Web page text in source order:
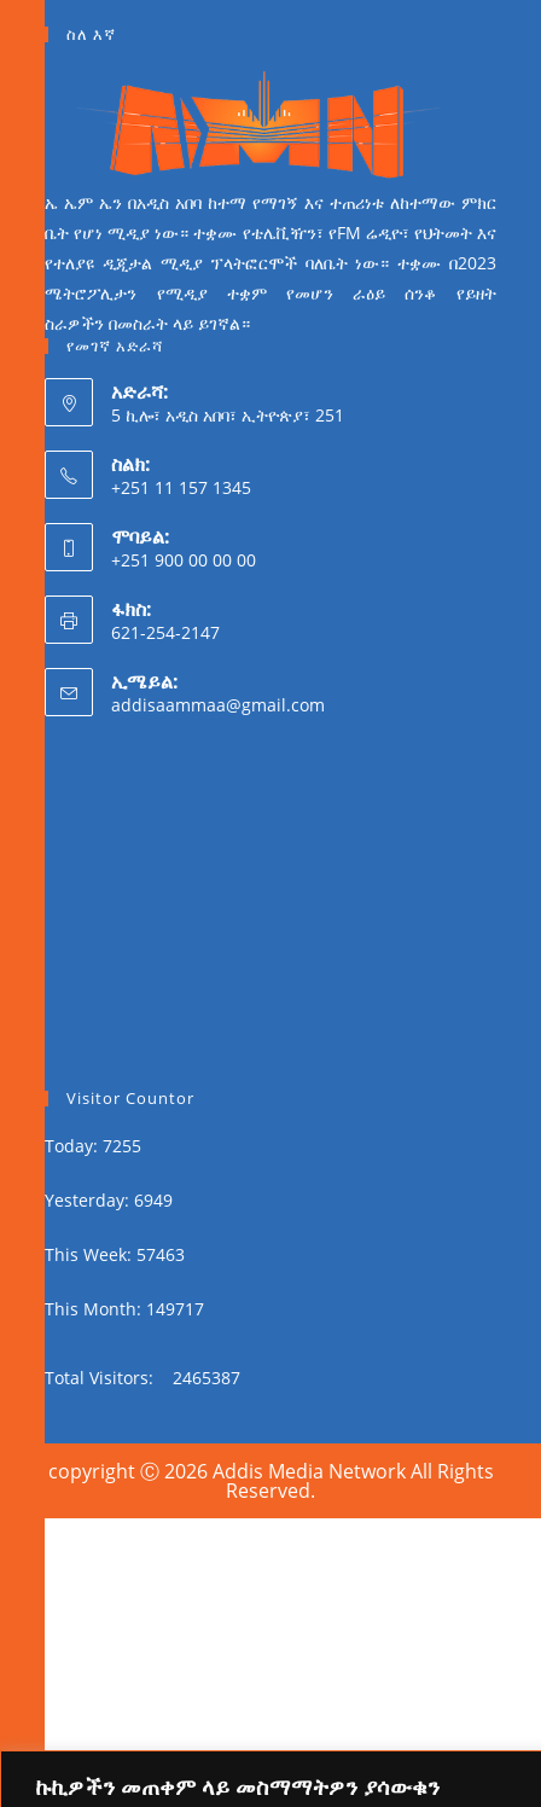
ኩኪዎችን መጠቀም ላይ መስማማትዎን ያሳውቁን
ስለ እኛ
ኤ ኤም ኤን በአዲስ አበባ ከተማ የማገኝ እና ተጠሪነቱ ለከተማው ምክር
ቤት የሆነ ሚዲያ ነው። ተቋሙ የቴሌቪዥን፣ የFM ሬዲዮ፣ የህትመት እና
የተለያዩ ዲጂታል ሚዲያ ፕላትፎርሞች ባለቤት ነው። ተቋሙ በ2023
ሜትሮፖሊታን የሚዲያ ተቋም የመሆን ራዕይ ሰንቆ የይዘት
ስራዎችን በመስራት ላይ ይገኛል።
የመገኛ አድራሻ
አድራሻ:
5 ኪሎ፣ አዲስ አበባ፣ ኢትዮጵያ፣ 251
ስልክ:
+251 11 157 1345
ሞባይል:
+251 900 00 00 00
ፋክስ:
621-254-2147
ኢሜይል:
addisaammaa@gmail.com
Visitor Countor
Today: 7255
Yesterday: 6949
This Week: 57463
This Month: 149717
Total Visitors: 2465387
copyright Ⓒ 2026 Addis Media Network All Rights
Reserved.